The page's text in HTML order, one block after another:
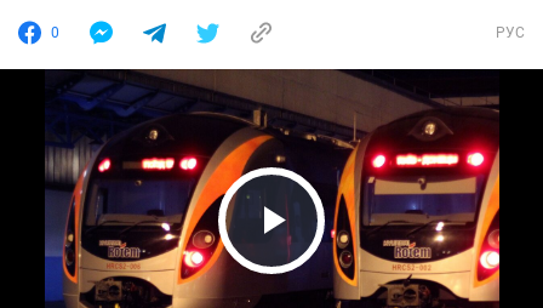
0 РУС
Play Video